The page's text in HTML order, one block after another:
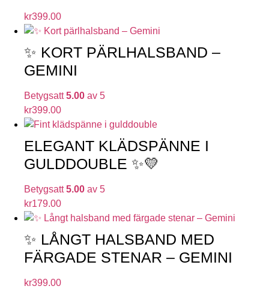
kr399.00
✨ KORT PÄRLHALSBAND –
GEMINI
Betygsatt5.00 av 5
kr399.00
ELEGANT KLÄDSPÄNNE I
GULDDOUBLE ✨💛
Betygsatt5.00 av 5
kr179.00
✨ LÅNGT HALSBAND MED
FÄRGADE STENAR – GEMINI
kr399.00